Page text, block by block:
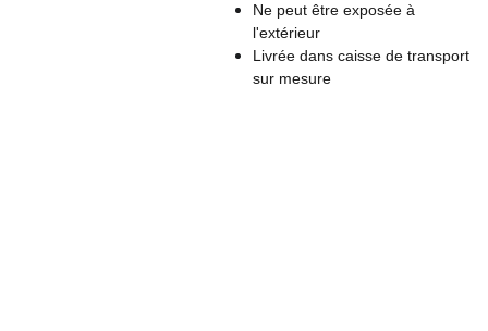
Ne peut être exposée à
l'extérieur
Livrée dans caisse de transport
sur mesure